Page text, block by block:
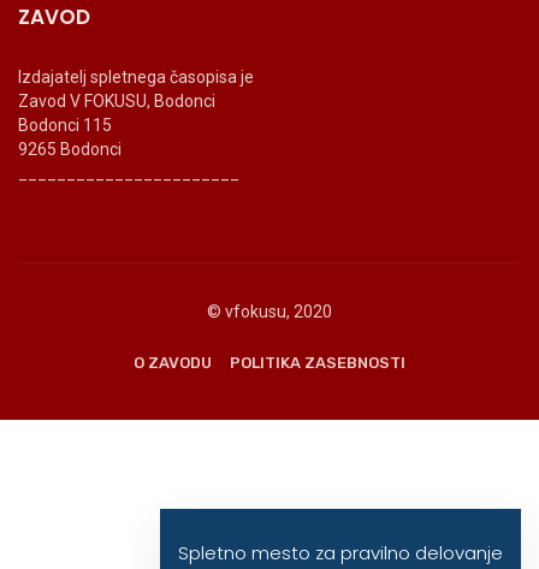
ZAVOD
Izdajatelj spletnega časopisa je
Zavod V FOKUSU, Bodonci
Bodonci 115
9265 Bodonci
© vfokusu, 2020
O ZAVODU POLITIKA ZASEBNOSTI
Spletno mesto za pravilno delovanje